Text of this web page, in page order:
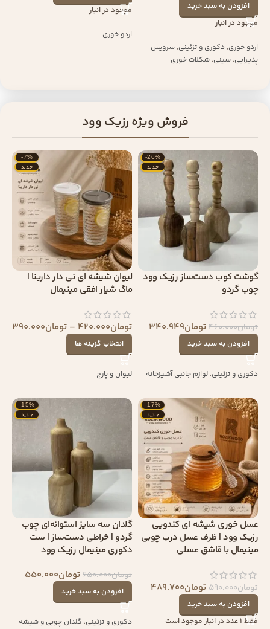
افزودن به سبد خرید
موجود در انبار
اردو خوری,دکوری و تزئینی,سرویس
پذیرایی,سینی,شکلات خوری
موجود در انبار
اردو خوری
فروش ویژه رزیک وود
-26%
جدید
گوشت کوب دست‌ساز رزیک وود
چوب گردو
تومان460.000تومان340.949
افزودن به سبد خرید
دکوری و تزئینی,لوازم جانبی آشپزخانه
-7%
جدید
لیوان شیشه ای نی دار دارینا |
ماگ شیار افقی مینیمال
تومان420.000
– تومان390.000
انتخاب گزینه ها
لیوان و پارچ
-17%
جدید
عسل خوری شیشه ای کندویی
رزیک وود | ظرف عسل درب چوبی
مینیمال با قاشق عسلی
تومان590.000تومان489.700
افزودن به سبد خرید
فقط 1 عدد در انبار موجود است
-15%
جدید
گلدان سه‌ سایز استوانه‌ای چوب
گردو | خراطی دست‌ساز | ست
دکوری مینیمال رزیک وود
تومان650.000تومان550.000
افزودن به سبد خرید
دکوری و تزئینی, گلدان چوبی و شیشه